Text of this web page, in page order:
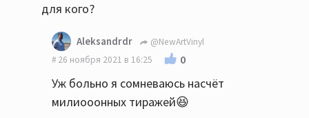
для кого?
Aleksandrdr
@NewArtVinyl
26 ноября 2021 в 16:25
0
Уж больно я сомневаюсь насчёт
милиооонных тиражей😆